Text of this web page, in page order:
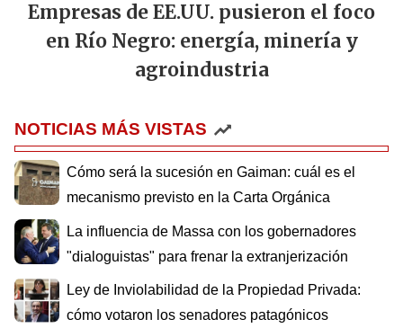
Empresas de EE.UU. pusieron el foco
en Río Negro: energía, minería y
agroindustria
NOTICIAS MÁS VISTAS
Cómo será la sucesión en Gaiman: cuál es el
mecanismo previsto en la Carta Orgánica
La influencia de Massa con los gobernadores
"dialoguistas" para frenar la extranjerización
Ley de Inviolabilidad de la Propiedad Privada:
cómo votaron los senadores patagónicos